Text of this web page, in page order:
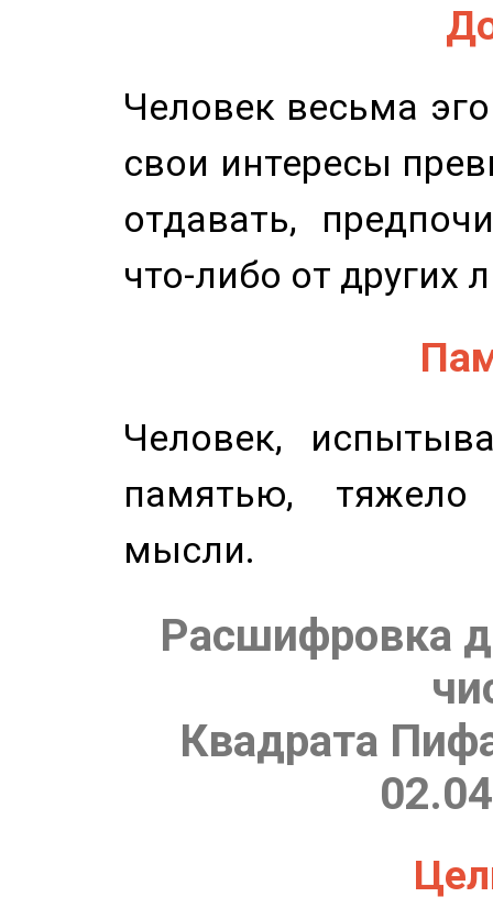
Человек весьма
свои интересы
отдавать,
что-либо от других
Человек,
памятью,
мысли.
Расшифровка
Квадрата